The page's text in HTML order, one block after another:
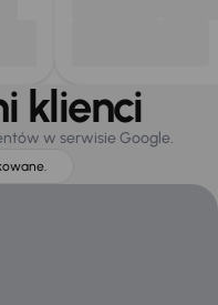
klienci
w serwisie Google.